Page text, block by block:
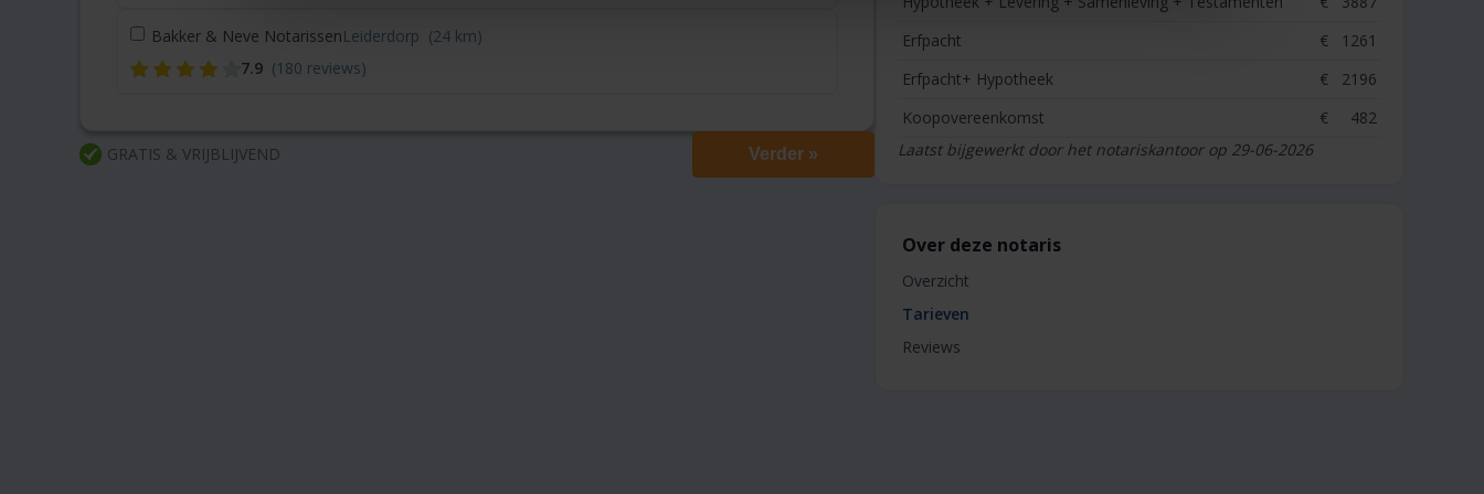
Erfpacht
€
1261
Erfpacht+ Hypotheek
€
2196
Koopovereenkomst
€
482
Laatst bijgewerkt door het notariskantoor op 29-06-2026
Over deze notaris
Overzicht
Tarieven
Reviews
Bakker & Neve NotarissenLeiderdorp (24 km)
7.9 (180 reviews)
Verder »
GRATIS & VRIJBLIJVEND